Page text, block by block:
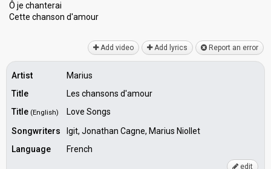
Ô je chanterai
Cette chanѕon d'аmour
Add video Add lyrics Report an error
Artist
Marius
Title
Les chansons d'amour
Title (English)
Love Songs
Songwriters
Igit, Jonathan Cagne, Marius Niollet
Language
French
edit